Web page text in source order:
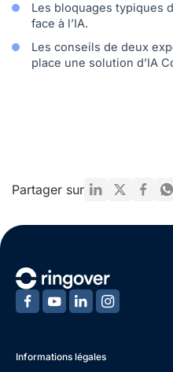
Les bloquages typiques
face à l’IA.
Les conseils de deux
place une solution d’IA
Partager sur
Informations légales